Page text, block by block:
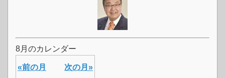
8月のカレンダー
«前の月 次の月»